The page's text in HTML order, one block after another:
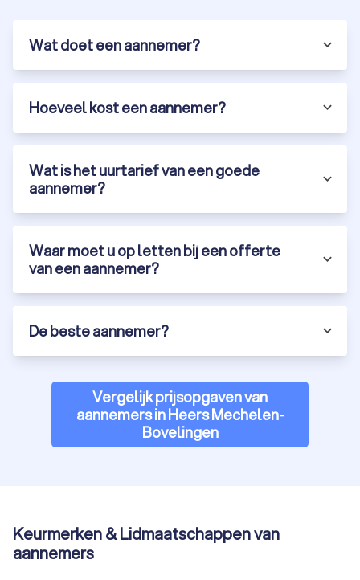
Wat doet een aannemer?
Hoeveel kost een aannemer?
Wat is het uurtarief van een goede
aannemer?
Waar moet u op letten bij een offerte
van een aannemer?
De beste aannemer?
Vergelijk prijsopgaven van
aannemers in Heers Mechelen-
Bovelingen
Keurmerken & Lidmaatschappen van
aannemers